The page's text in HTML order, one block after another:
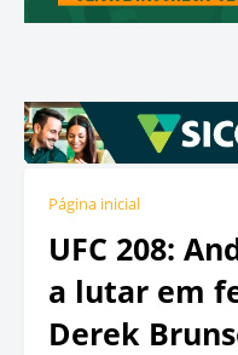
Página inicial
UFC 208:
a lutar em
Derek